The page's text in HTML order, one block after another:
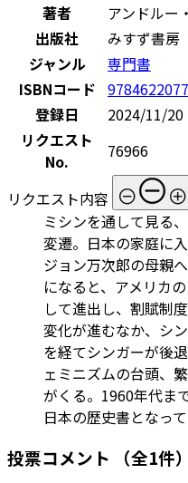
著者
アンドルー
出版社
みすず書房
ジャンル
専門書
ISBNコード
登録日
2024/11/20
リクエスト
No.
76966
リクエスト内容
ミシンを通して見る
変遷。日本の家庭に
ジョン万次郎の母親
になると、アメリカ
して進出し、割賦制
変化が進むなか、シ
を経てシンガーが後
ェミニズムの台頭、
がくる。1960年代ま
日本の歴史書となって
投票コメント （全1件）